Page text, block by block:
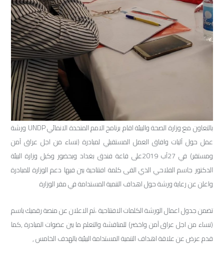
بالتعاون مع وزارة الصحة والبيئة اقام برنامج الامم المتحدة الانمائيUNDP ورشة
عمل حول آليات وافاق العمل المستقبلي لمبادرة (نساء من اجل عراق آمن
ومستقر) في 27آب 2019على قاعة فندق بغداد وبحضور وكيل وزارة البيئة
الدكتور جاسم الفلاحي الذي القى كلمة افتتاحية بين فيها دعم الوزارة للمبادرة
واعلن عن رعاية ورشة حول اهداف التنمية المستدامة في مقر الوزارة
تضمن جدول اعمال الورشة الكلمات الافتتاحية ،ثم الاعلان عن منصة رقميك باسم
(نساء من اجل عراق آمن واخضر) للمناقشة والتعلم ما بين عضوات المبادرة ,كما
قدم عرض عن علاقة اهداف التنمية المستدامة البيئية بالهدف الخامس ,